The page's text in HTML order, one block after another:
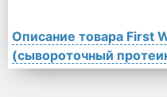
Описание товара First
(сывороточный